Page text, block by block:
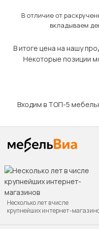
В отличие от
вкладываем
В итоге цена на нашу
Некоторые позиции
Входим в ТОП-5
Несколько лет в числе
крупнейших интернет-